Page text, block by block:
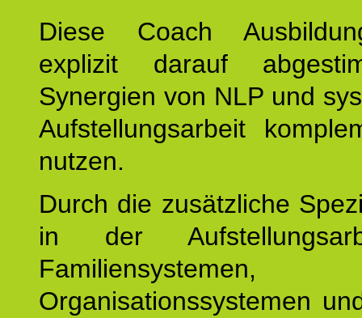
Diese Coach
explizit darauf
Synergien von NLP und
Aufstellungsarbeit
nutzen.
Durch die zusätzliche
in der
Familiensystemen,
Organisationssystemen